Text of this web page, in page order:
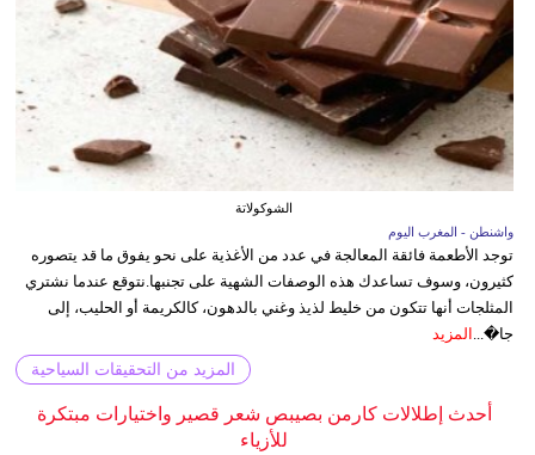
الشوكولاتة
واشنطن - المغرب اليوم
توجد الأطعمة فائقة المعالجة في عدد من الأغذية على نحو يفوق ما قد يتصوره
كثيرون، وسوف تساعدك هذه الوصفات الشهية على تجنبها.نتوقع عندما نشتري
المثلجات أنها تتكون من خليط لذيذ وغني بالدهون، كالكريمة أو الحليب، إلى
جا�... المزيد
المزيد من التحقيقات السياحية
أحدث إطلالات كارمن بصيبص شعر قصير واختيارات مبتكرة
للأزياء